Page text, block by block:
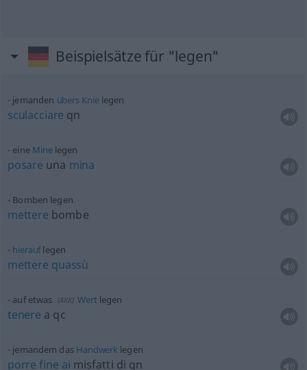
Beispielsätze für "legen"
jemanden übers Knielegen
sculacciare qn
eine Minelegen
posare una mina
Bomben legen
mettere bombe
hierauflegen
mettere quassù
aufetwas (AKK) Wert legen
tenere a qc
jemandem das Handwerk legen
porre fine ai misfatti di qn